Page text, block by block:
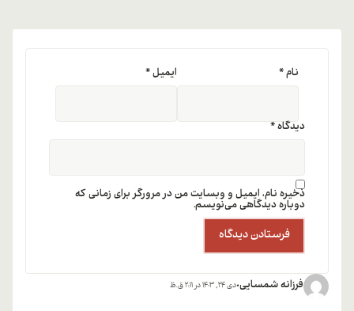
فرزانه شمسایی دی 24, 1403 در 2:11 ق.ظ
دیدگاه*
نام* ایمیل*
ذخیره نام، ایمیل و وبسایت من در مرورگر برای زمانی که
دوباره دیدگاهی می‌نویسم.